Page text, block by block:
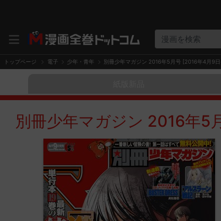
漫画を検索
トップページ 電子 少年・青年 別冊少年マガジン 2016年5月号 [2016年4月9
別冊少年マガジン 2016年